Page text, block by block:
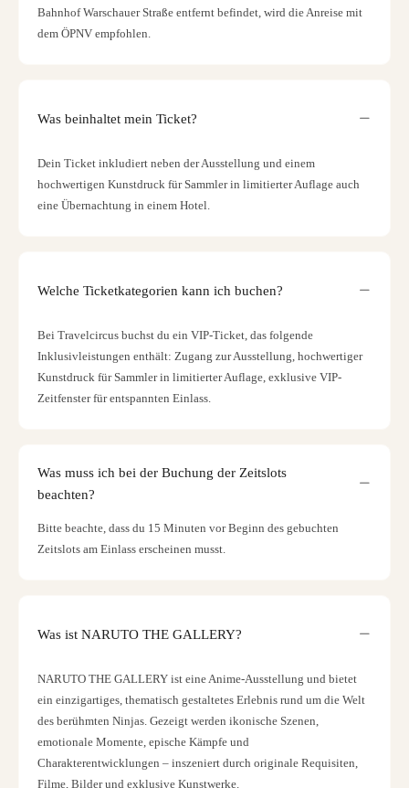
Bahnhof Warschauer Straße entfernt befindet, wird die Anreise mit
dem ÖPNV empfohlen.
Was beinhaltet mein Ticket?
Dein Ticket inkludiert neben der Ausstellung und einem
hochwertigen Kunstdruck für Sammler in limitierter Auflage auch
eine Übernachtung in einem Hotel.
Welche Ticketkategorien kann ich buchen?
Bei Travelcircus buchst du ein VIP-Ticket, das folgende
Inklusivleistungen enthält: Zugang zur Ausstellung, hochwertiger
Kunstdruck für Sammler in limitierter Auflage, exklusive VIP-
Zeitfenster für entspannten Einlass.
Was muss ich bei der Buchung der Zeitslots
beachten?
Bitte beachte, dass du 15 Minuten vor Beginn des gebuchten
Zeitslots am Einlass erscheinen musst.
Was ist NARUTO THE GALLERY?
NARUTO THE GALLERY ist eine Anime-Ausstellung und bietet
ein einzigartiges, thematisch gestaltetes Erlebnis rund um die Welt
des berühmten Ninjas. Gezeigt werden ikonische Szenen,
emotionale Momente, epische Kämpfe und
Charakterentwicklungen – inszeniert durch originale Requisiten,
Filme, Bilder und exklusive Kunstwerke.